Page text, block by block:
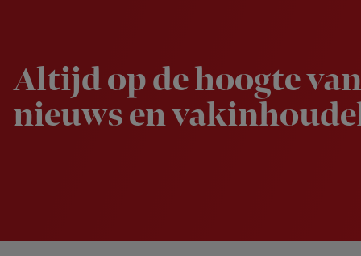
Altijd op de hoogte
nieuws en